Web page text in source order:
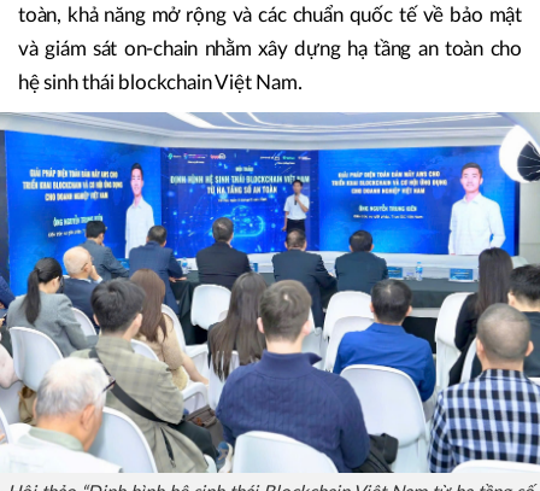
chia sẻ bức tranh chung về hạ tầng blockchain trong bối
cảnh rủi ro tài sản số gia tăng toàn cầu.
Sự kiện đặt trọng tâm vào năng lực vận hành hạ tầng an
toàn, khả năng mở rộng và các chuẩn quốc tế về bảo mật
và giám sát on-chain nhằm xây dựng hạ tầng an toàn cho
hệ sinh thái blockchain Việt Nam.